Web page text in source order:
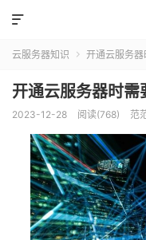

云服务器知识  开通云服务
开通云服务器时需
2023-12-28 阅读(768) 范